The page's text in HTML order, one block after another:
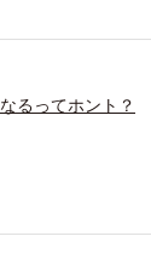
るってホント？